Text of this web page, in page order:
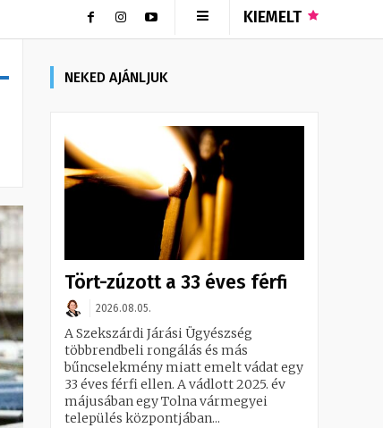
KIEMELT
NEKED AJÁNLJUK
Tört-zúzott a 33 éves férfi
2026.08.05.
A Szekszárdi Járási Ügyészség
többrendbeli rongálás és más
bűncselekmény miatt emelt vádat egy
33 éves férfi ellen. A vádlott 2025. év
májusában egy Tolna vármegyei
település központjában...